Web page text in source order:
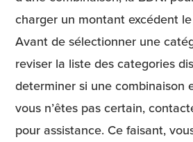
charger un montant excédent
Avant de sélectionner une
reviser la liste des categories
determiner si une combinaison
vous n’êtes pas certain,
pour assistance. Ce faisant,